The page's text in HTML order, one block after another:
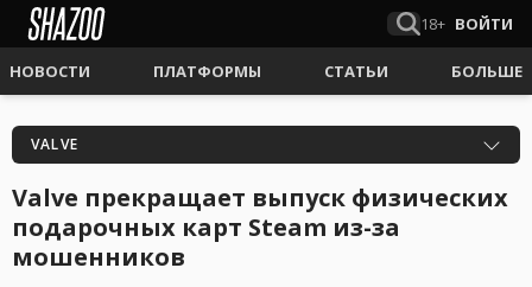
18+ ВОЙТИ
НОВОСТИ ПЛАТФОРМЫ СТАТЬИ БОЛЬШЕ
VALVE
Valve прекращает выпуск физических
подарочных карт Steam из-за
мошенников